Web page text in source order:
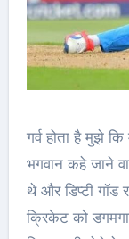
गर्व होता है मुझे
भगवान कहे जाने
थे और डिप्टी गॉड
क्रिकेट को